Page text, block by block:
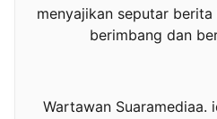
menyajikan seputar
berimbang dan
Wartawan Suaramediaa.